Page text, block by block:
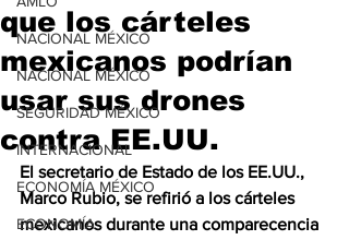
NACIONAL MÉXICO
NACIONAL MÉXICO
SEGURIDAD MÉXICO
INTERNACIONAL
ECONOMÍA MÉXICO
ECONOMÍA
que los cárteles
mexicanos podrían
usar sus drones
contra EE.UU.
El secretario de Estado de los EE.UU.,
Marco Rubio, se refirió a los cárteles
mexicanos durante una comparecencia